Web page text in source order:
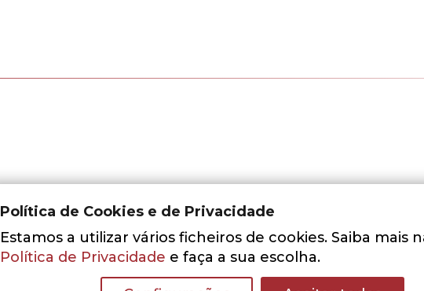
Política de Cookies e de Privacidade
Estamos a utilizar vários ficheiros de cookies. Saiba mais
Política de Privacidade e faça a sua escolha.